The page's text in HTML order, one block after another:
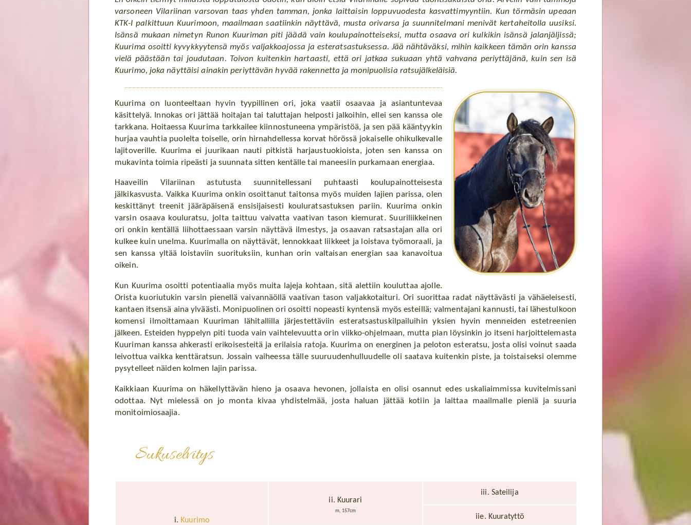
varsoneen Vilariinan varsovan taas yhden tamman, jonka laittaisin loppuvuodesta kasvattimyyntiin. Kun törmäsin upeaan
KTK-I palkittuun Kuurimoon, maailmaan saatiinkin näyttävä, musta orivarsa ja suunnitelmani menivät kertaheitolla uusiksi.
Isänsä mukaan nimetyn Runon Kuuriman piti jäädä vain koulupainotteiseksi, mutta osaava ori kulkikin isänsä jalanjäljissä;
Kuurima osoitti kyvykkyytensä myös valjakkoajossa ja esteratsastuksessa. Jää nähtäväksi, mihin kaikkeen tämän orin kanssa
vielä päästään tai joudutaan. Toivon kuitenkin hartaasti, että ori jatkaa sukuaan yhtä vahvana periyttäjänä, kuin sen isä
Kuurimo, joka näyttäisi ainakin periyttävän hyvää rakennetta ja monipuolisia ratsujälkeläisiä.
Kuurima on luonteeltaan hyvin tyypillinen ori, joka vaatii osaavaa ja asiantuntevaa
käsittelyä. Innokas ori jättää hoitajan tai taluttajan helposti jalkoihin, ellei sen kanssa ole
tarkkana. Hoitaessa Kuurima tarkkailee kiinnostuneena ympäristöä, ja sen pää kääntyykin
hurjaa vauhtia puolelta toiselle, orin hirnahdellessa korvat hörössä jokaiselle ohikulkevalle
lajitoverille. Kuurima ei juurikaan nauti pitkistä harjaustuokioista, joten sen kanssa on
mukavinta toimia ripeästi ja suunnata sitten kentälle tai maneesiin purkamaan energiaa.
Haaveilin Vilariinan astutusta suunnitellessani puhtaasti koulupainotteisesta
jälkikasvusta. Vaikka Kuurima onkin osoittanut taitonsa myös muiden lajien parissa, olen
keskittänyt treenit jääräpäisenä ensisijaisesti kouluratsastuksen pariin. Kuurima onkin
varsin osaava kouluratsu, jolta taittuu vaivatta vaativan tason kiemurat. Suuriliikkeinen
ori onkin kentällä liihottaessaan varsin näyttävä ilmestys, ja osaavan ratsastajan alla ori
kulkee kuin unelma. Kuurimalla on näyttävät, lennokkaat liikkeet ja loistava työmoraali, ja
sen kanssa yltää loistaviin suorituksiin, kunhan orin valtaisan energian saa kanavoitua
oikein.
Kun Kuurima osoitti potentiaalia myös muita lajeja kohtaan, sitä alettiin kouluttaa ajolle.
Orista kuoriutukin varsin pienellä vaivannäöllä vaativan tason valjakkotaituri. Ori suorittaa radat näyttävästi ja vähäeleisesti,
kantaen itsensä aina ylväästi. Monipuolinen ori osoitti nopeasti kyntensä myös esteillä; valmentajani kannusti, tai lähestulkoon
komensi ilmoittamaan Kuuriman lähitallilla järjestettäviin esteratsastuskilpailuihin yksien hyvin menneiden estetreenien
jälkeen. Esteiden hyppelyn piti tuoda vain vaihtelevuutta orin viikko-ohjelmaan, mutta pian löysinkin jo itseni harjoittelemasta
Kuuriman kanssa ahkerasti erikoisesteitä ja erilaisia ratoja. Kuurima on energinen ja peloton esteratsu, josta olisi voinut saada
leivottua vaikka kenttäratsun. Jossain vaiheessa tälle suuruudenhulluudelle oli saatava kuitenkin piste, ja toistaiseksi olemme
pysytelleet näiden kolmen lajin parissa.
Kaikkiaan Kuurima on häkellyttävän hieno ja osaava hevonen, jollaista en olisi osannut edes uskaliaimmissa kuvitelmissani
odottaa. Nyt mielessä on jo monta kivaa yhdistelmää, josta haluan jättää kotiin ja laittaa maailmalle pieniä ja suuria
monitoimiosaajia.
Sukuselvitys
i. Kuurimo
ii. Kuurari
m, 157cm
iii. Sateilija
iie. Kuuratyttö